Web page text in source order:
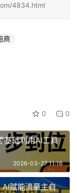
4834.html
商
0 0
基础利用AI工具
2026-03-27 11:16
赋能流量主自